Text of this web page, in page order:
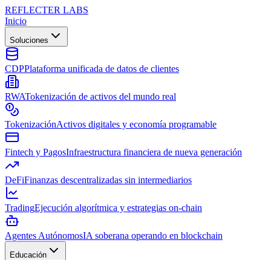
REFLECTER LABS
Inicio
Soluciones
CDPPlataforma unificada de datos de clientes
RWATokenización de activos del mundo real
TokenizaciónActivos digitales y economía programable
Fintech y PagosInfraestructura financiera de nueva generación
DeFiFinanzas descentralizadas sin intermediarios
TradingEjecución algorítmica y estrategias on-chain
Agentes AutónomosIA soberana operando en blockchain
Educación